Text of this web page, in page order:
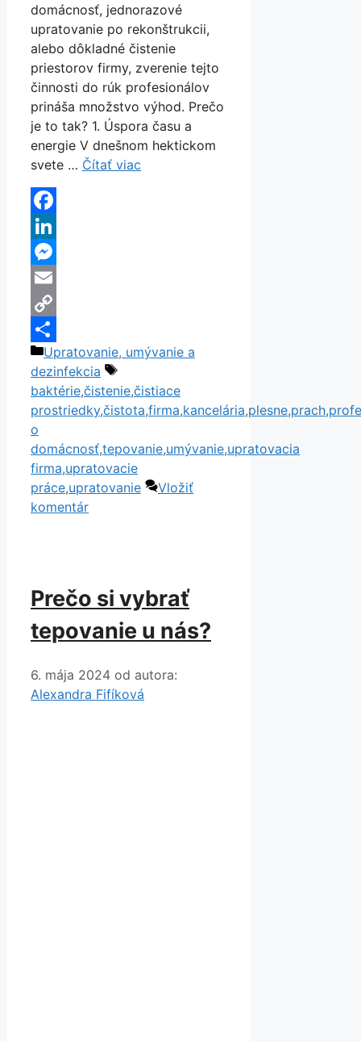
domácnosť, jednorazové
upratovanie po rekonštrukcii,
alebo dôkladné čistenie
priestorov firmy, zverenie tejto
činnosti do rúk profesionálov
prináša množstvo výhod. Prečo
je to tak? 1. Úspora času a
energie V dnešnom hektickom
svete … Čítať viac
Facebook
LinkedIn
Messenger
Email
Copy
Link
Share
Kategórie
Upratovanie, umývanie a
dezinfekcia
Značky
baktérie,čistenie,čistiace
prostriedky,čistota,firma,kancelária,plesne,prach,
o
domácnosť,tepovanie,umývanie,upratovacia
firma,upratovacie
práce,upratovanie
Vložiť
komentár
Prečo si vybrať
tepovanie u nás?
6. mája 2024 od autora:
Alexandra Fifíková